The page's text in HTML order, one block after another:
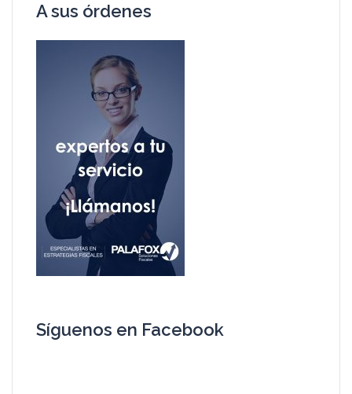
A sus órdenes
Síguenos en Facebook